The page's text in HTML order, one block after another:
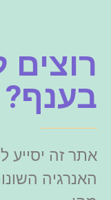
בענף?
אתר זה יסייע
האנרגיה